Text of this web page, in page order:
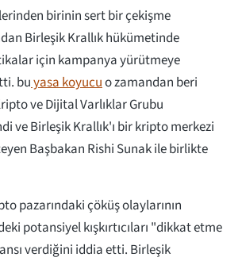
birinin sert bir çekişme
Birleşik Krallık hükümetinde
için kampanya yürütmeye
buyasa koyucuo zamandan beri
ve Dijital Varlıklar Grubu
ve Birleşik Krallık'ı bir kripto merkezi
Başbakan Rishi Sunak ile birlikte
pazarındaki çöküş olaylarının
potansiyel kışkırtıcıları "dikkat etme
verdiğini iddia etti. Birleşik